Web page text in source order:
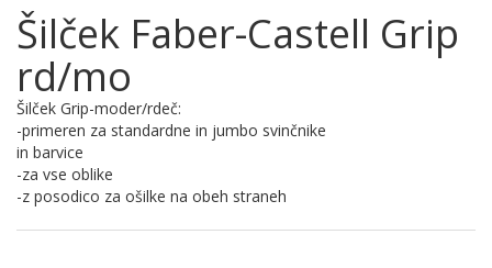
Šilček Faber-Castell Grip
rd/mo
Šilček Grip-moder/rdeč:
-primeren za standardne in jumbo svinčnike
in barvice
-za vse oblike
-z posodico za ošilke na obeh straneh